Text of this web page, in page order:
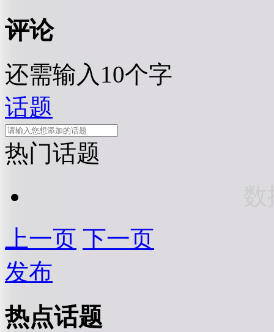
评论
还需输入10个字
话题
热门话题
上一页 下一页
发布
热点话题